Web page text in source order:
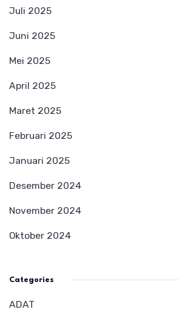
Juli 2025
Juni 2025
Mei 2025
April 2025
Maret 2025
Februari 2025
Januari 2025
Desember 2024
November 2024
Oktober 2024
Categories
ADAT